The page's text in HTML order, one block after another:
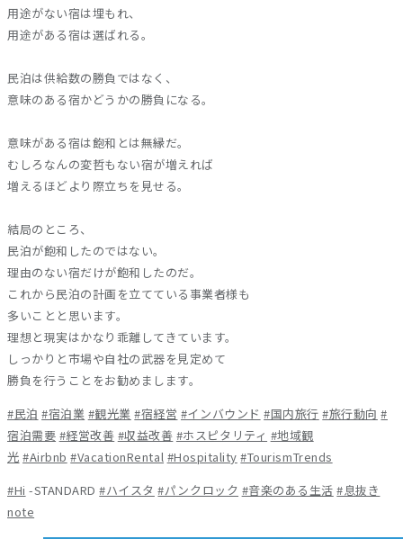
用途がない宿は埋もれ、
用途がある宿は選ばれる。
民泊は供給数の勝負ではなく、
意味のある宿かどうかの勝負になる。
意味がある宿は飽和とは無縁だ。
むしろなんの変哲もない宿が増えれば
増えるほどより際立ちを見せる。
結局のところ、
民泊が飽和したのではない。
理由のない宿だけが飽和したのだ。
これから民泊の計画を立てている事業者様も
多いことと思います。
理想と現実はかなり乖離してきています。
しっかりと市場や自社の武器を見定めて
勝負を行うことをお勧めまします。
#民泊 #宿泊業 #観光業 #宿経営 #インバウンド #国内旅行 #旅行動向 #
宿泊需要 #経営改善 #収益改善 #ホスピタリティ #地域観
光 #Airbnb #VacationRental #Hospitality #TourismTrends
#Hi -STANDARD#ハイスタ #パンクロック #音楽のある生活 #息抜き
note